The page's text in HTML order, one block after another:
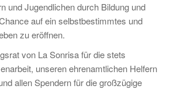
und Jugendlichen durch Bildung und
auf ein selbstbestimmtes und
zu eröffnen.
von La Sonrisa für die stets
unseren ehrenamtlichen Helfern
allen Spendern für die großzügige